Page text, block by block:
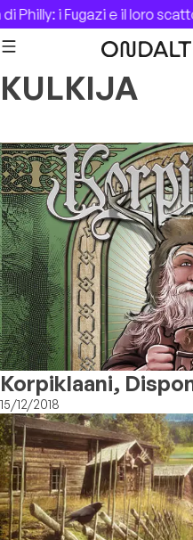
Skip to content
i Fugazi e il loro scatto
KULKIJA
Korpiklaani,
Kulkija
15/12/2018